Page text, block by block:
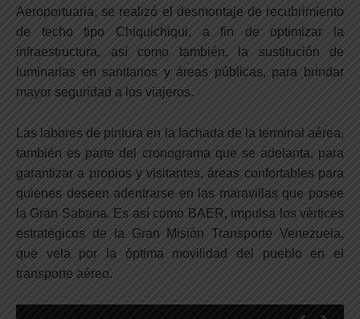
Aeroportuaria, se realizó el desmontaje de recubrimiento
de techo tipo Chiquichiqui, a fin de optimizar la
infraestructura, así como también, la sustitución de
luminarias en sanitarios y áreas públicas, para brindar
mayor seguridad a los viajeros.
Las labores de pintura en la fachada de la terminal aérea,
también es parte del cronograma que se adelanta, para
garantizar a propios y visitantes, áreas confortables para
quienes deseen adentrarse en las maravillas que posee
la Gran Sabana. Es así como BAER, impulsa los vértices
estratégicos de la Gran Misión Transporte Venezuela,
que vela por la óptima movilidad del pueblo en el
transporte aéreo.